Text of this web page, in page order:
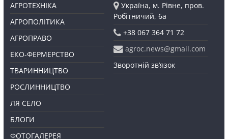
АГРОТЕХНІКА
АГРОПОЛІТИКА
АГРОПРАВО
ЕКО-ФЕРМЕРСТВО
ТВАРИННИЦТВО
РОСЛИННИЦТВО
ЛЯ СЕЛО
БЛОГИ
ФОТОГАЛЕРЕЯ
Україна, м. Рівне, пров.
Робітничий, 6а
+38 067 364 71 72
agroc.news@gmail.com
Зворотній зв’язок